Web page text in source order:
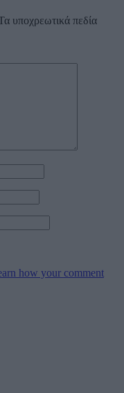
υποχρεωτικά πεδία
how your comment